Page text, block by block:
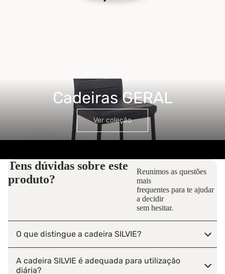
Cadeiras GERAL
Ver coleção
Tens dúvidas sobre este
produto?
Reunimos as questões
mais
frequentes para te ajudar
a decidir
sem hesitar.
O que distingue a cadeira SILVIE?
A cadeira SILVIE é adequada para utilização
diária?